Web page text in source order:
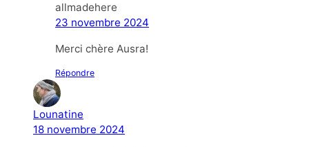
allmadehere
23 novembre 2024
Merci chère Ausra!
Répondre
Lounatine
18 novembre 2024